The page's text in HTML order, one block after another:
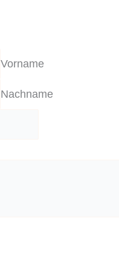
Vorname
Nachname